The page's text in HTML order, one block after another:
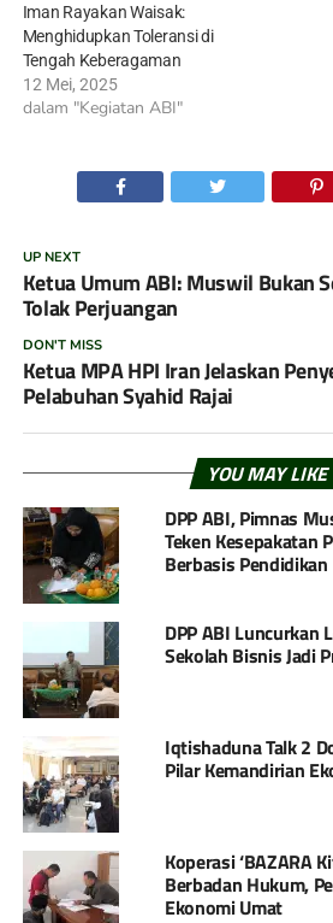
Iman Rayakan Waisak:
Menghidupkan Toleransi di
Tengah Keberagaman
12 Mei, 2025
dalam "Kegiatan ABI"
UP NEXT
Ketua Umum ABI: Muswil Bukan
Tolak Perjuangan
DON'T MISS
Ketua MPA HPI Iran Jelaskan
Pelabuhan Syahid Rajai
YOU MAY LIKE
DPP ABI, Pimnas
Teken Kesepakatan
Berbasis Pendidikan
DPP ABI Luncurkan
Sekolah Bisnis Jadi
Iqtishaduna Talk 2
Pilar Kemandirian
Koperasi ‘BAZARA
Berbadan Hukum,
Ekonomi Umat